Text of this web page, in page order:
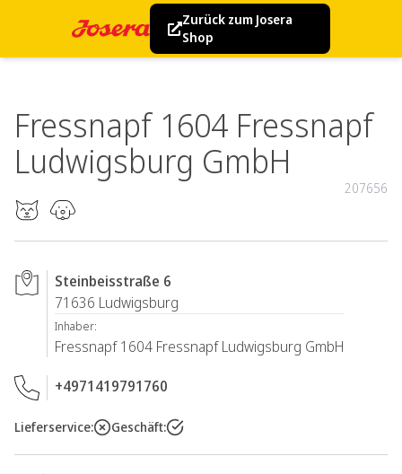
Zurück zum Josera
Shop
Fressnapf 1604 Fressnapf
Ludwigsburg GmbH
207656
Steinbeisstraße 6
71636 Ludwigsburg
Inhaber:
Fressnapf 1604 Fressnapf Ludwigsburg GmbH
+4971419791760
Lieferservice: Geschäft: